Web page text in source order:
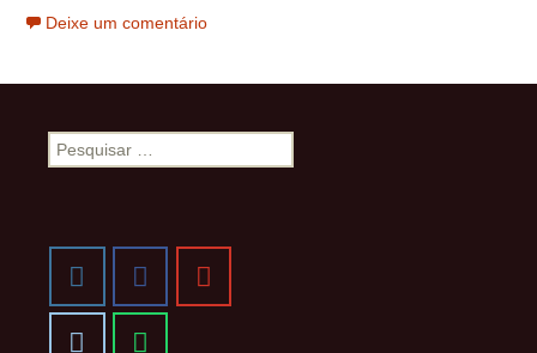
Deixe um comentário
Pesquisar
por: